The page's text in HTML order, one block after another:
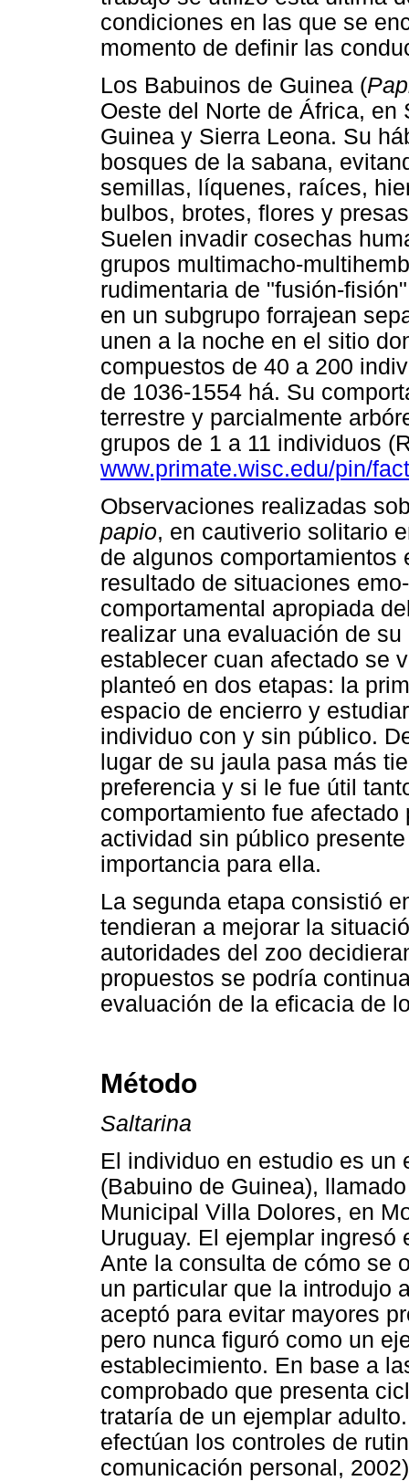
condiciones en las que se
momento de definir las
Los Babuinos de Guinea (
Oeste del Norte de África,
Guinea y Sierra Leona. Su
bosques de la sabana,
semillas, líquenes, raíces,
bulbos, brotes, flores y
Suelen invadir cosechas
grupos multimacho-
rudimentaria de "fusión-
en un subgrupo forrajean
unen a la noche en el sitio
compuestos de 40 a 200
de 1036-1554 há. Su
terrestre y parcialmente
grupos de 1 a 11 individuos
www.primate.wisc.edu/pin/
Observaciones realizadas
papio, en cautiverio solitario
de algunos comportamientos
resultado de situaciones
comportamental apropiada
realizar una evaluación de
establecer cuan afectado se
planteó en dos etapas: la
espacio de encierro y
individuo con y sin público.
lugar de su jaula pasa más
preferencia y si le fue útil
comportamiento fue
actividad sin público
importancia para ella.
La segunda etapa consistió
tendieran a mejorar la
autoridades del zoo
propuestos se podría
evaluación de la eficacia de
Método
Saltarina
El individuo en estudio es un
(Babuino de Guinea),
Municipal Villa Dolores, en
Uruguay. El ejemplar
Ante la consulta de cómo se
un particular que la introdujo
aceptó para evitar mayores
pero nunca figuró como un
establecimiento. En base a
comprobado que presenta
trataría de un ejemplar
efectúan los controles de
comunicación personal, 2002)